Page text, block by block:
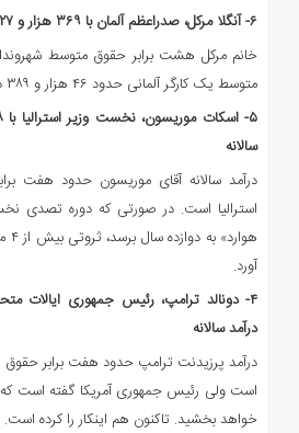
۶- آنگلا مرکل، صدراعظم آلمان با ۳۶۹هزار و
خانم مرکل هشت برابر حقوق متوسط
متوسط یک کارگر آلمانی حدود ۴۶ هزار و ۳۸۹ دلار است.
۵- اسکات موریسون، نخست وزیر استرالیا با
سالانه
درآمد سالانه آقای موریسون حدود هفت
استرالیا است. در صورتی که دوره تصدی
آورد.
۴- دونالد ترامپ، رئیس جمهوری ایالات
درآمد سالانه
درآمد پرزیدنت ترامپ حدود هفت برابر حقوق
است ولی رئیس جمهوری آمریکا گفته است که
خواهد بخشید. تاکنون هم اینکار را کرده است.